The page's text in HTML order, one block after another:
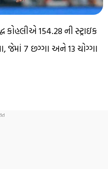
કોહલીએ 154.28 ની સ્ટ્રાઇક
જેમાં 7 છગ્ગા અને 13 ચોગ્ગા